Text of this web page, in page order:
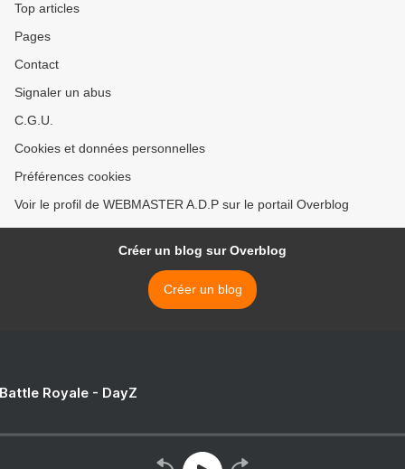
Top articles
Pages
Contact
Signaler un abus
C.G.U.
Cookies et données personnelles
Préférences cookies
Voir le profil de WEBMASTER A.D.P sur le portail Overblog
Créer un blog sur Overblog
Créer un blog
Royale - DayZ